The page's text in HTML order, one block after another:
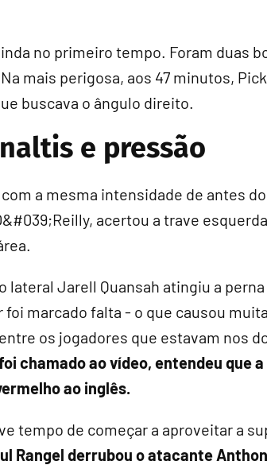
no primeiro tempo. Foram duas
mais perigosa, aos 47 minutos,
buscava o ângulo direito.
e pressão
a mesma intensidade de antes
acertou a trave
lateral Jarell Quansah atingiu a
foi marcado falta - o que causou
os jogadores que estavam nos
chamado ao vídeo, entendeu que
ao inglês.
tempo de começar a aproveitar a
Rangel derrubou o atacante